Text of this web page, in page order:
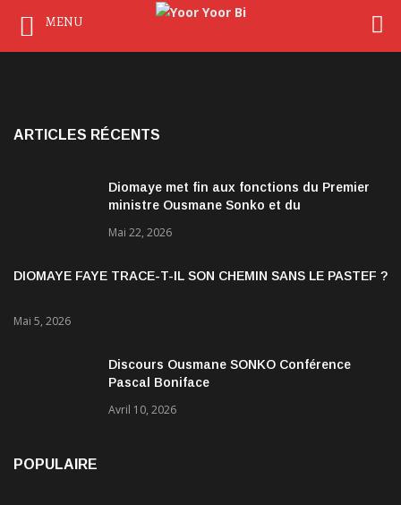
ARTICLES RÉCENTS
Diomaye met fin aux fonctions du Premier
ministre Ousmane Sonko et du
Mai 22, 2026
DIOMAYE FAYE TRACE-T-IL SON CHEMIN SANS LE PASTEF ?
Mai 5, 2026
Discours Ousmane SONKO Conférence
Pascal Boniface
Avril 10, 2026
POPULAIRE
MENU